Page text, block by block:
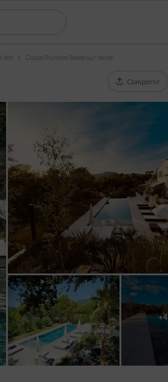
Var Casas Rurales Besse sur Issole
Compartir